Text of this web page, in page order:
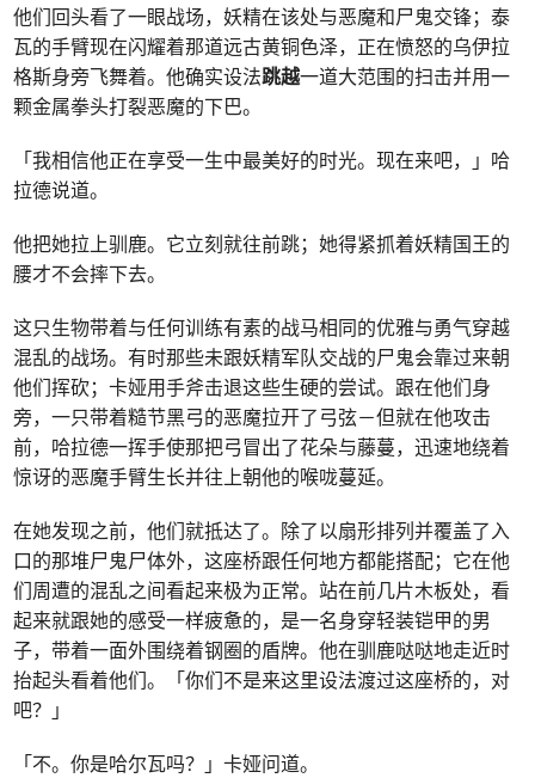
他们回头看了一眼战场，妖精在该处与恶魔和尸鬼交锋；泰
瓦的手臂现在闪耀着那道远古黄铜色泽，正在愤怒的乌伊拉
格斯身旁飞舞着。他确实设法跳越一道大范围的扫击并用一
颗金属拳头打裂恶魔的下巴。
「我相信他正在享受一生中最美好的时光。现在来吧，」哈
拉德说道。
他把她拉上驯鹿。它立刻就往前跳；她得紧抓着妖精国王的
腰才不会摔下去。
这只生物带着与任何训练有素的战马相同的优雅与勇气穿越
混乱的战场。有时那些未跟妖精军队交战的尸鬼会靠过来朝
他们挥砍；卡娅用手斧击退这些生硬的尝试。跟在他们身
旁，一只带着糙节黑弓的恶魔拉开了弓弦－但就在他攻击
前，哈拉德一挥手使那把弓冒出了花朵与藤蔓，迅速地绕着
惊讶的恶魔手臂生长并往上朝他的喉咙蔓延。
在她发现之前，他们就抵达了。除了以扇形排列并覆盖了入
口的那堆尸鬼尸体外，这座桥跟任何地方都能搭配；它在他
们周遭的混乱之间看起来极为正常。站在前几片木板处，看
起来就跟她的感受一样疲惫的，是一名身穿轻装铠甲的男
子，带着一面外围绕着钢圈的盾牌。他在驯鹿哒哒地走近时
抬起头看着他们。「你们不是来这里设法渡过这座桥的，对
吧？」
「不。你是哈尔瓦吗？」卡娅问道。